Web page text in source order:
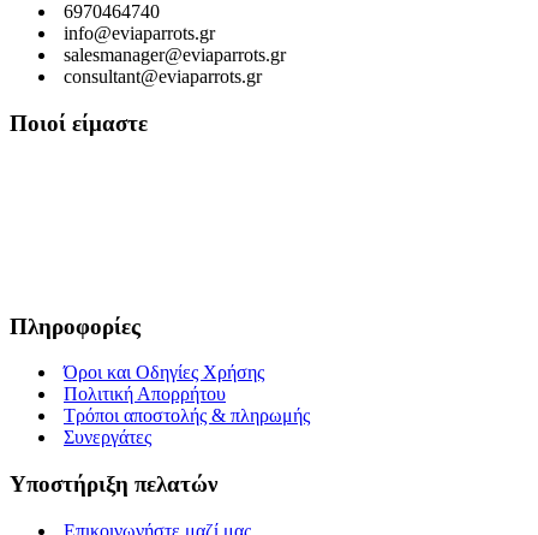
6970464740
info@eviaparrots.gr
salesmanager@eviaparrots.gr
consultant@eviaparrots.gr
Ποιοί είμαστε
Πληροφορίες
Όροι και Οδηγίες Χρήσης
Πολιτική Απορρήτου
Τρόποι αποστολής & πληρωμής
Συνεργάτες
Υποστήριξη πελατών
Επικοινωνήστε μαζί μας